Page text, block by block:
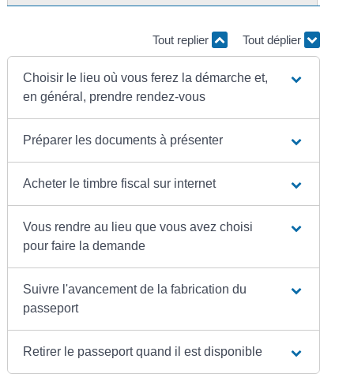
Tout replier Tout déplier
Choisir le lieu où vous ferez la démarche et,
en général, prendre rendez-vous
Préparer les documents à présenter
Acheter le timbre fiscal sur internet
Vous rendre au lieu que vous avez choisi
pour faire la demande
Suivre l'avancement de la fabrication du
passeport
Retirer le passeport quand il est disponible